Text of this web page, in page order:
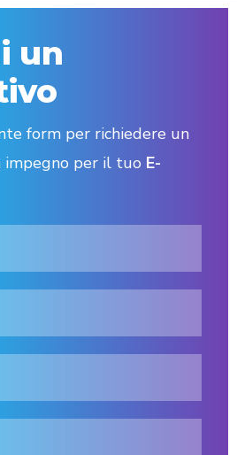
un
form per richiedere un
impegno per il tuo E-